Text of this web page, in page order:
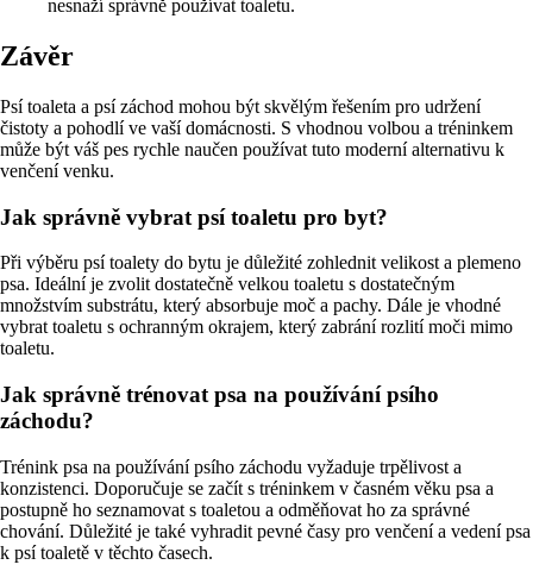
nesnaží správně používat toaletu.
Závěr
Psí toaleta a psí záchod mohou být skvělým řešením pro udržení
čistoty a pohodlí ve vaší domácnosti. S vhodnou volbou a tréninkem
může být váš pes rychle naučen používat tuto moderní alternativu k
venčení venku.
Jak správně vybrat psí toaletu pro byt?
Při výběru psí toalety do bytu je důležité zohlednit velikost a plemeno
psa. Ideální je zvolit dostatečně velkou toaletu s dostatečným
množstvím substrátu, který absorbuje moč a pachy. Dále je vhodné
vybrat toaletu s ochranným okrajem, který zabrání rozlití moči mimo
toaletu.
Jak správně trénovat psa na používání psího
záchodu?
Trénink psa na používání psího záchodu vyžaduje trpělivost a
konzistenci. Doporučuje se začít s tréninkem v časném věku psa a
postupně ho seznamovat s toaletou a odměňovat ho za správné
chování. Důležité je také vyhradit pevné časy pro venčení a vedení psa
k psí toaletě v těchto časech.